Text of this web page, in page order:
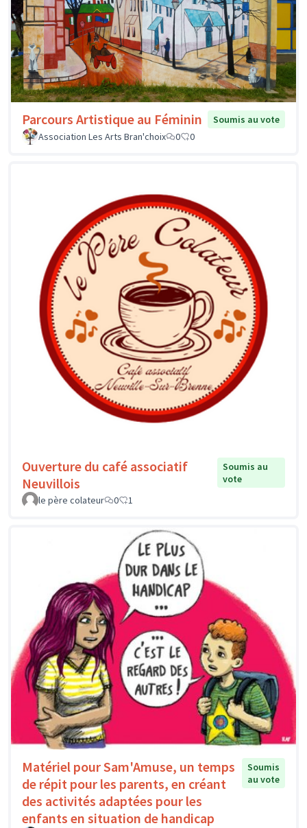
Parcours Artistique au Féminin
Soumis au vote
Association Les Arts Bran'choix
0 0
Ouverture du café associatif
Neuvillois
Soumis au
vote
le père colateur
0 1
Matériel pour Sam'Amuse, un temps
de répit pour les parents, en créant
des activités adaptées pour les
enfants en situation de handicap
Soumis
au vote